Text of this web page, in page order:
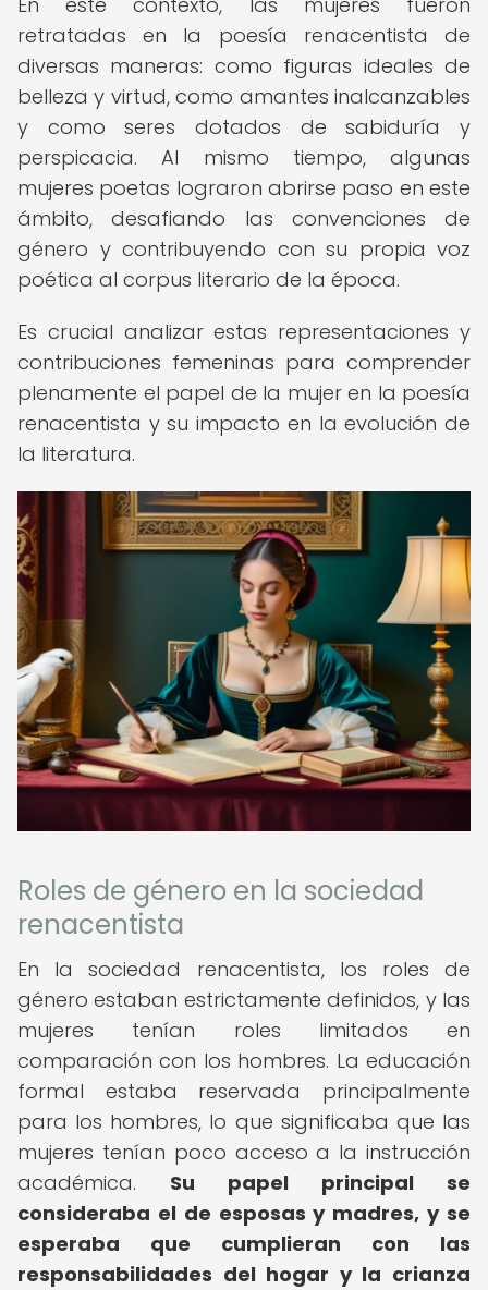
retratadas en la poesía renacentista de
diversas maneras: como figuras ideales de
belleza y virtud, como amantes inalcanzables
y como seres dotados de sabiduría y
perspicacia. Al mismo tiempo, algunas
mujeres poetas lograron abrirse paso en este
ámbito, desafiando las convenciones de
género y contribuyendo con su propia voz
poética al corpus literario de la época.
Es crucial analizar estas representaciones y
contribuciones femeninas para comprender
plenamente el papel de la mujer en la poesía
renacentista y su impacto en la evolución de
la literatura.
Roles de género en la sociedad
renacentista
En la sociedad renacentista, los roles de
género estaban estrictamente definidos, y las
mujeres tenían roles limitados en
comparación con los hombres. La educación
formal estaba reservada principalmente
para los hombres, lo que significaba que las
mujeres tenían poco acceso a la instrucción
académica. Su papel principal se
consideraba el de esposas y madres, y se
esperaba que cumplieran con las
responsabilidades del hogar y la crianza